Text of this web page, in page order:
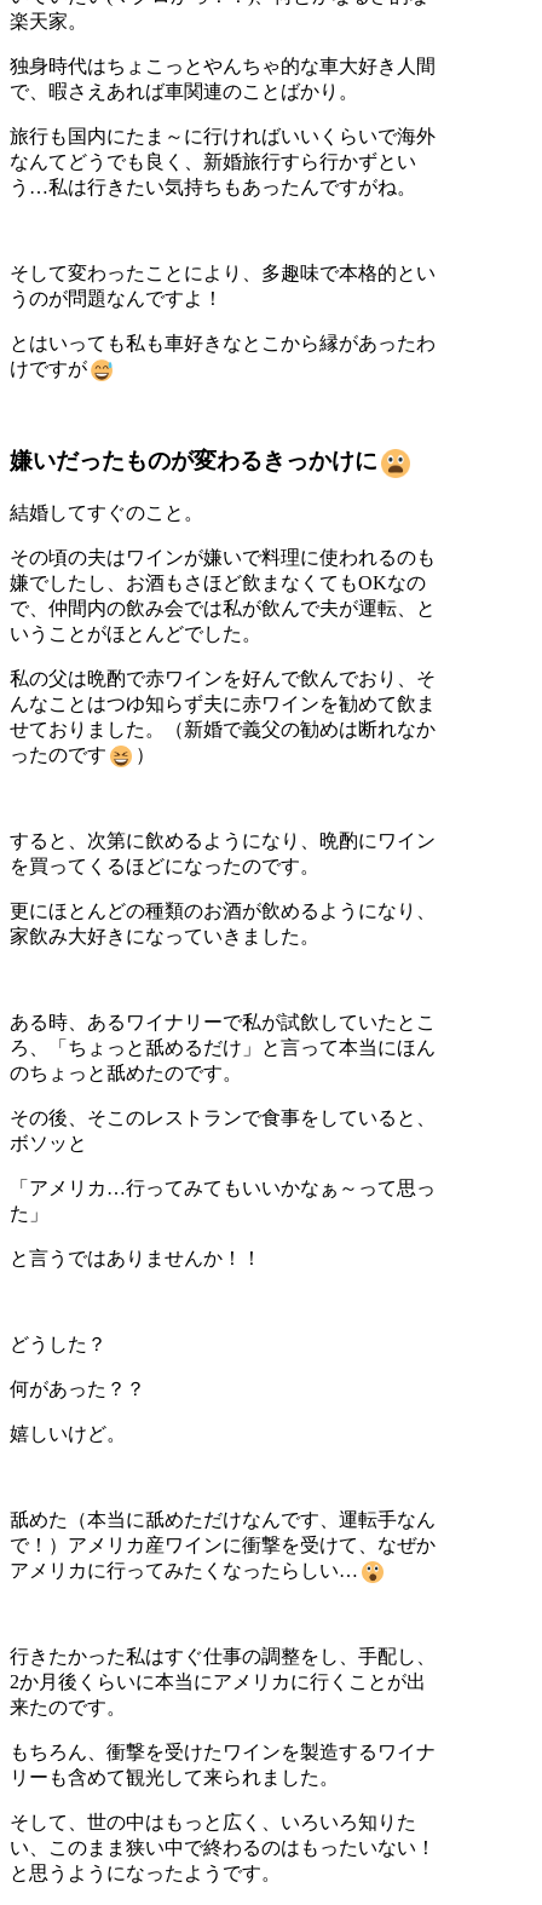
楽天家。
独身時代はちょこっとやんちゃ的な車大好き人間
で、暇さえあれば車関連のことばかり。
旅行も国内にたま～に行ければいいくらいで海外
なんてどうでも良く、新婚旅行すら行かずとい
う…私は行きたい気持ちもあったんですがね。
そして変わったことにより、多趣味で本格的とい
うのが問題なんですよ！
とはいっても私も車好きなとこから縁があったわ
けですが
嫌いだったものが変わるきっかけに
結婚してすぐのこと。
その頃の夫はワインが嫌いで料理に使われるのも
嫌でしたし、お酒もさほど飲まなくてもOKなの
で、仲間内の飲み会では私が飲んで夫が運転、と
いうことがほとんどでした。
私の父は晩酌で赤ワインを好んで飲んでおり、そ
んなことはつゆ知らず夫に赤ワインを勧めて飲ま
せておりました。（新婚で義父の勧めは断れなか
ったのです
）
すると、次第に飲めるようになり、晩酌にワイン
を買ってくるほどになったのです。
更にほとんどの種類のお酒が飲めるようになり、
家飲み大好きになっていきました。
ある時、あるワイナリーで私が試飲していたとこ
ろ、「ちょっと舐めるだけ」と言って本当にほん
のちょっと舐めたのです。
その後、そこのレストランで食事をしていると、
ボソッと
「アメリカ…行ってみてもいいかなぁ～って思っ
た」
と言うではありませんか！！
どうした？
何があった？？
嬉しいけど。
舐めた（本当に舐めただけなんです、運転手なん
で！）アメリカ産ワインに衝撃を受けて、なぜか
アメリカに行ってみたくなったらしい…
行きたかった私はすぐ仕事の調整をし、手配し、
2か月後くらいに本当にアメリカに行くことが出
来たのです。
もちろん、衝撃を受けたワインを製造するワイナ
リーも含めて観光して来られました。
そして、世の中はもっと広く、いろいろ知りた
い、このまま狭い中で終わるのはもったいない！
と思うようになったようです。